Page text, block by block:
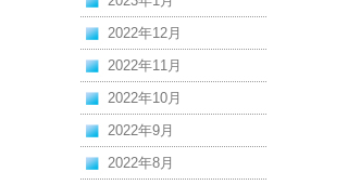
2022年12月
2022年11月
2022年10月
2022年9月
2022年8月